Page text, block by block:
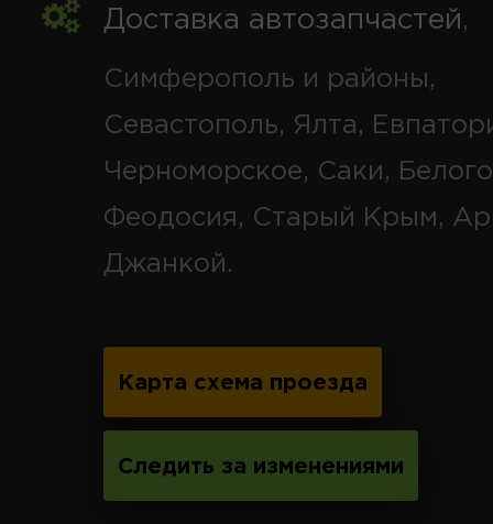
Доставка автозапчастей,
Симферополь и районы,
Севастополь, Ялта,
Черноморское, Саки,
Феодосия, Старый Крым,
Джанкой.
Карта схема проезда
Следить за изменениями